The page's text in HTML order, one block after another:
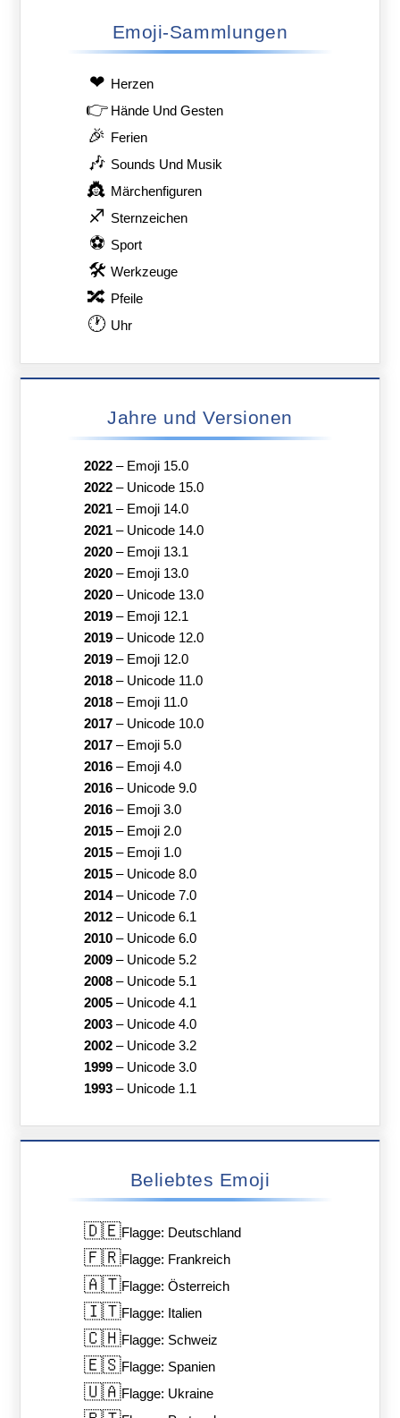
Emoji-Sammlungen
❤ Herzen
👉 Hände Und Gesten
🎉 Ferien
🎶 Sounds Und Musik
👸 Märchenfiguren
♐ Sternzeichen
⚽ Sport
🛠 Werkzeuge
🔀 Pfeile
🕐 Uhr
Jahre und Versionen
2022– Emoji 15.0
2022– Unicode 15.0
2021– Emoji 14.0
2021– Unicode 14.0
2020– Emoji 13.1
2020– Emoji 13.0
2020– Unicode 13.0
2019– Emoji 12.1
2019– Unicode 12.0
2019– Emoji 12.0
2018– Unicode 11.0
2018– Emoji 11.0
2017– Unicode 10.0
2017– Emoji 5.0
2016– Emoji 4.0
2016– Unicode 9.0
2016– Emoji 3.0
2015– Emoji 2.0
2015– Emoji 1.0
2015– Unicode 8.0
2014– Unicode 7.0
2012– Unicode 6.1
2010– Unicode 6.0
2009– Unicode 5.2
2008– Unicode 5.1
2005– Unicode 4.1
2003– Unicode 4.0
2002– Unicode 3.2
1999– Unicode 3.0
1993– Unicode 1.1
Beliebtes Emoji
🇩🇪Flagge: Deutschland
🇫🇷Flagge: Frankreich
🇦🇹Flagge: Österreich
🇮🇹Flagge: Italien
🇨🇭Flagge: Schweiz
🇪🇸Flagge: Spanien
🇺🇦Flagge: Ukraine